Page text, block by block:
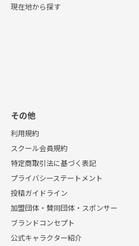
現在地から探す
その他
利用規約
スクール会員規約
特定商取引法に基づく表記
プライバシーステートメント
投稿ガイドライン
加盟団体・賛同団体・スポンサー
ブランドコンセプト
公式キャラクター紹介